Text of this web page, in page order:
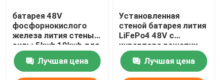
батарея 48V
фосфорнокислого
железа лития стены
силы 5kwh 10kwh для
домашней
электростанции
Лучшая цена
Установленная
стеной батарея лития
LiFePo4 48V с
инвертора решетки
для домашней
системы солнечной
энергии
Лучшая цена